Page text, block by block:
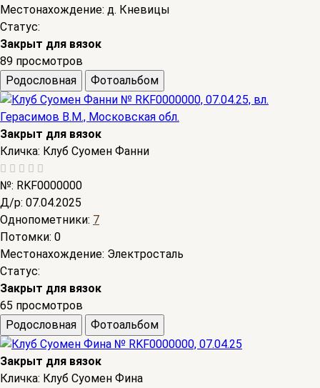
Местонахождение: д. Кневицы
Статус:
Закрыт для вязок
89 просмотров
Родословная
Фотоальбом
Закрыт для вязок
Кличка: Клуб Суомен Фанни
№: RKF0000000
Д/р: 07.04.2025
Однопометники: 7
Потомки: 0
Местонахождение: Электросталь
Статус:
Закрыт для вязок
65 просмотров
Родословная
Фотоальбом
Закрыт для вязок
Кличка: Клуб Суомен Фина